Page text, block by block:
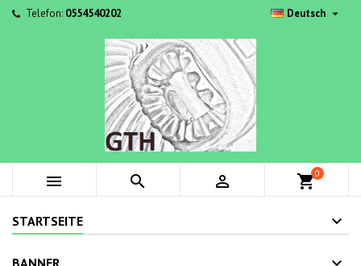
Telefon: 0554540202 Deutsch 
   shopping_cart0
STARTSEITE
BANNER